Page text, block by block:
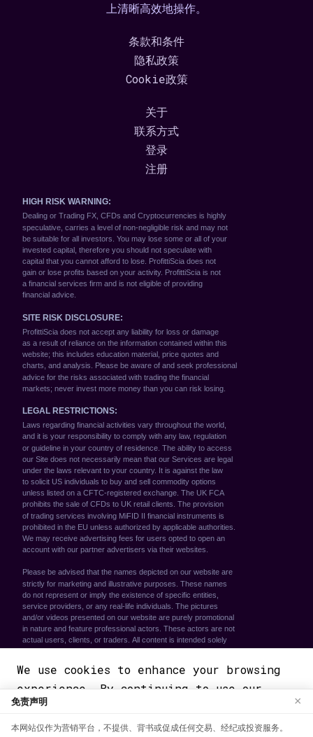
上清晰高效地操作。
条款和条件
隐私政策
Cookie政策
关于
联系方式
登录
注册
We use cookies to enhance your browsing
experience. By continuing to use our
website, you agree to our use of cookies.
See ourCookie Policyfor more
免责声明 ×
本网站仅作为营销平台，不提供、背书或促成任何交易、经纪或投资服务。